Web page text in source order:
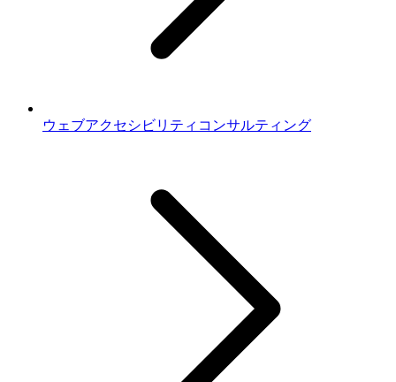
ウェブアクセシビリティコンサルティング